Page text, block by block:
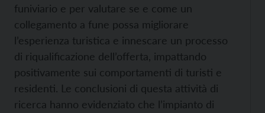
funiviario e per valutare se e come un
collegamento a fune possa migliorare
l’esperienza turistica e innescare un processo
di riqualificazione dell’offerta, impattando
positivamente sui comportamenti di turisti e
residenti. Le conclusioni di questa attività di
ricerca hanno evidenziato che l’impianto di